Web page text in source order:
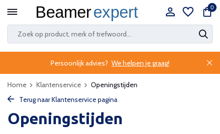
0
Persoonlijk advies? We helpen je graag!
Home Klantenservice
Openingstijden
Terug naar Klantenservice pagina
Openingstijden